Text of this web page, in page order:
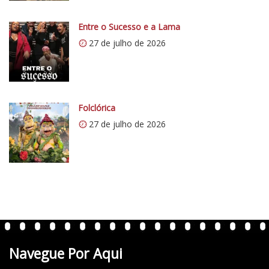
0
.
w
p
.
o
m
/
v
e
n
e
Entre o Sucesso e a Lama
27 de julho de 2026
Folclórica
27 de julho de 2026
Navegue Por Aqui